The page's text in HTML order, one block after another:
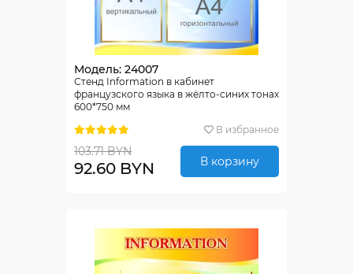
Модель: 24007
Стенд Information в кабинет
французского языка в жёлто-синих тонах
600*750 мм
В избранное
103.71 BYN
92.60 BYN В корзину